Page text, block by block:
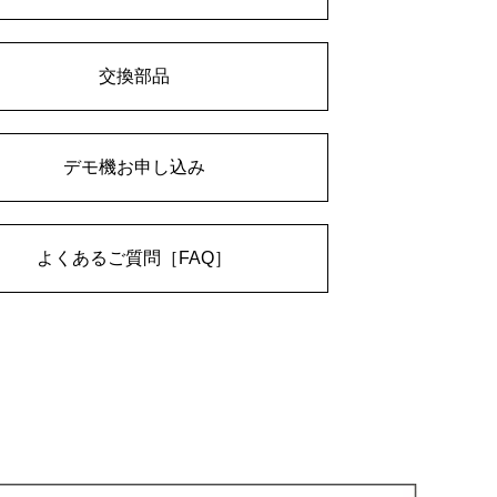
交換部品
デモ機お申し込み
よくあるご質問［FAQ］